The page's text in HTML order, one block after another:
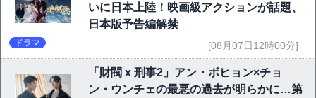
いに日本上陸！映画級アクションが話題、
日本版予告編解禁
ドラマ [08月07日12時00分]
「財閥 x 刑事2」アン・ボヒョン×チョ
ン・ウンチェの最悪の過去が明らかに…第